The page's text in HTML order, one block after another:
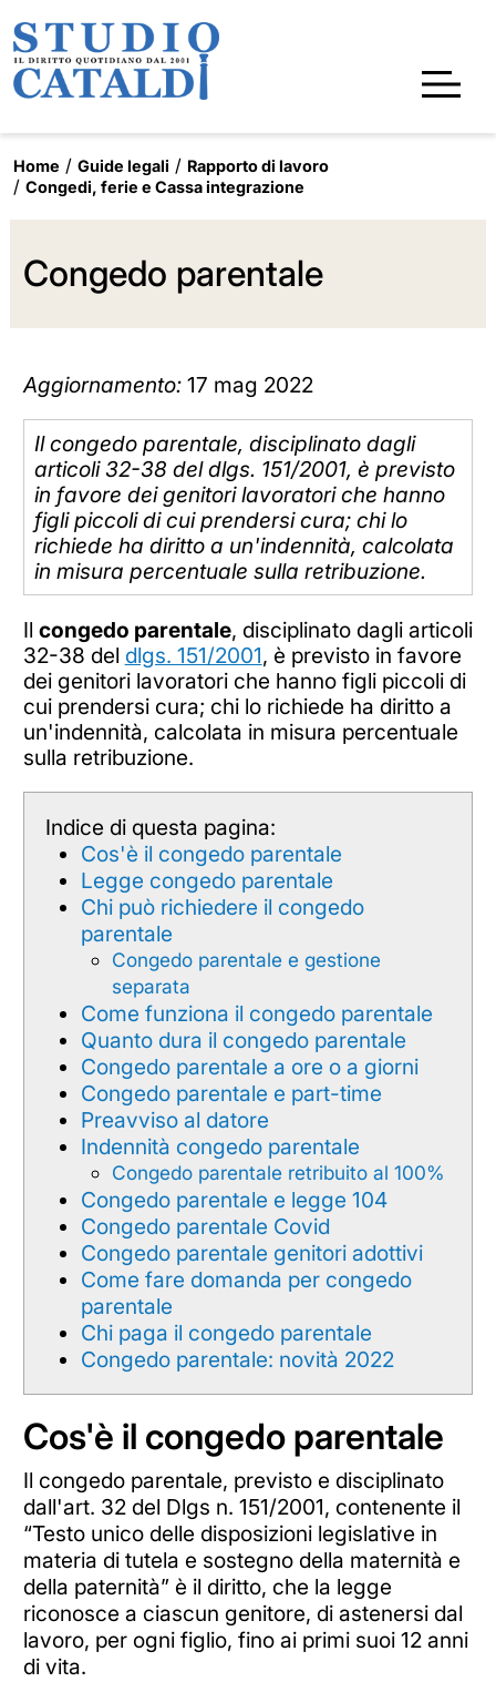
Home Guide legali
Rapporto di lavoro
Congedi, ferie e Cassa integrazione
Congedo parentale
Aggiornamento: 17 mag 2022
Il congedo parentale, disciplinato dagli
articoli 32-38 del dlgs. 151/2001, è previsto
in favore dei genitori lavoratori che hanno
figli piccoli di cui prendersi cura; chi lo
richiede ha diritto a un'indennità, calcolata
in misura percentuale sulla retribuzione.
Il congedo parentale, disciplinato dagli articoli
32-38 del dlgs. 151/2001, è previsto in favore
dei genitori lavoratori che hanno figli piccoli di
cui prendersi cura; chi lo richiede ha diritto a
un'indennità, calcolata in misura percentuale
sulla retribuzione.
Indice di questa pagina:
Cos'è il congedo parentale
Legge congedo parentale
Chi può richiedere il congedo
parentale
Congedo parentale e gestione
separata
Come funziona il congedo parentale
Quanto dura il congedo parentale
Congedo parentale a ore o a giorni
Congedo parentale e part-time
Preavviso al datore
Indennità congedo parentale
Congedo parentale retribuito al 100%
Congedo parentale e legge 104
Congedo parentale Covid
Congedo parentale genitori adottivi
Come fare domanda per congedo
parentale
Chi paga il congedo parentale
Congedo parentale: novità 2022
Cos'è il congedo parentale
Il congedo parentale, previsto e disciplinato
dall'art. 32 del Dlgs n. 151/2001, contenente il
“Testo unico delle disposizioni legislative in
materia di tutela e sostegno della maternità e
della paternità” è il diritto, che la legge
riconosce a ciascun genitore, di astenersi dal
lavoro, per ogni figlio, fino ai primi suoi 12 anni
di vita.